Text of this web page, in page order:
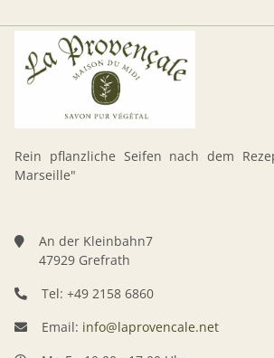
Rein pflanzliche Seifen nach dem
Marseille"
An der Kleinbahn7
47929 Grefrath
Tel: +49 2158 6860
Email: info@laprovencale.net